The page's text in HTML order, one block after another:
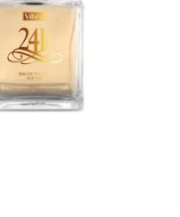
365 DAYS FOR
FEROMÓNMI PRE
39 €